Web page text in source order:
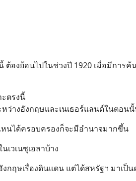
ต้องย้อนไปในช่วงปี 1920 เมื่อมีกา
ตรงนี้
ว่างอังกฤษและเนเธอร์แลนด์ในตอน
นได้ครอบครองก็จะมีอำนาจมากขึ้น
เวเนซุเอลาบ้าง
งกฤษเรื่องดินแดน แต่ได้สหรัฐฯ มาเ